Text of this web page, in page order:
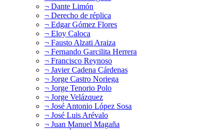
¬ Dante Limón
¬ Derecho de réplica
¬ Edgar Gómez Flores
¬ Eloy Caloca
¬ Fausto Alzati Araiza
¬ Fernando Garcilita Herrera
¬ Francisco Reynoso
¬ Javier Cadena Cárdenas
¬ Jorge Castro Noriega
¬ Jorge Tenorio Polo
¬ Jorge Velázquez
¬ José Antonio López Sosa
¬ José Luis Arévalo
¬ Juan Manuel Magaña